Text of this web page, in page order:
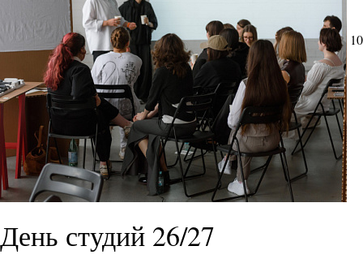
День студий 26/27